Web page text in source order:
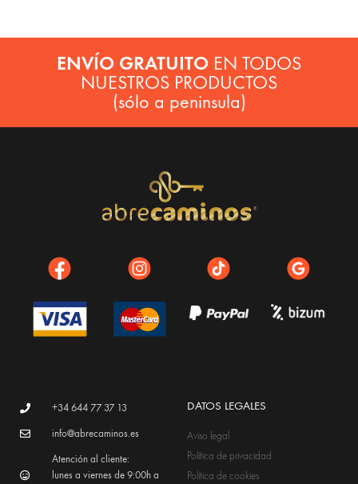
ENVÍO GRATUITO EN TODOS
NUESTROS PRODUCTOS
(sólo a peninsula)
+34 644 77 37 13
info@abrecaminos.es
Atención al cliente:
lunes a viernes de 9:00h a
DATOS LEGALES
Aviso legal
Política de privacidad
Política de cookies